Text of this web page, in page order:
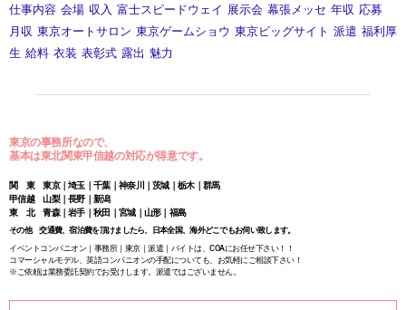
仕事内容 会場 収入 富士スピードウェイ 展示会 幕張メッセ 年収 応募
月収 東京オートサロン 東京ゲームショウ 東京ビッグサイト 派遣 福利厚
生 給料 衣装 表彰式 露出 魅力
東京の事務所なので、
基本は東北関東甲信越の対応が得意です。
関 東 東京｜埼玉｜千葉｜神奈川｜茨城｜栃木｜群馬
甲信越 山梨｜長野｜新潟
東 北 青森｜岩手｜秋田｜宮城｜山形｜福島
その他 交通費、宿泊費を頂けましたら、日本全国、海外どこでもお伺い致します。
イベントコンパニオン｜事務所｜東京｜派遣｜バイトは、COAにお任せ下さい！！
コマーシャルモデル、英語コンパニオンの手配についても、お気軽にご相談下さい！
※ご依頼は業務委託契約でお受けします。派遣ではございません。